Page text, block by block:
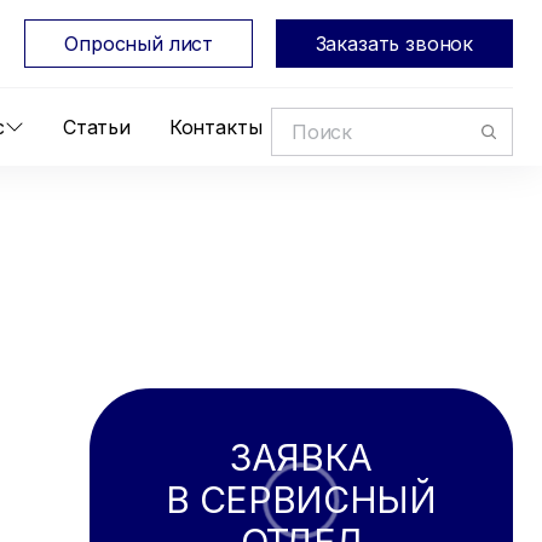
Статьи Контакты
Опросный лист Заказать звонок
ЗАЯВКА
В СЕРВИСНЫЙ